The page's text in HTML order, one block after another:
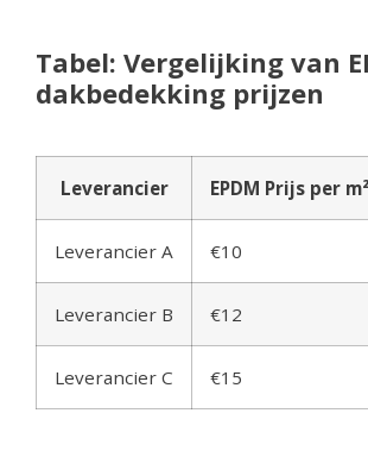
Tabel: Vergelijking van
dakbedekking prijzen
Leverancier EPDM Prijs per m²
Leverancier A €10
Leverancier B €12
Leverancier C €15